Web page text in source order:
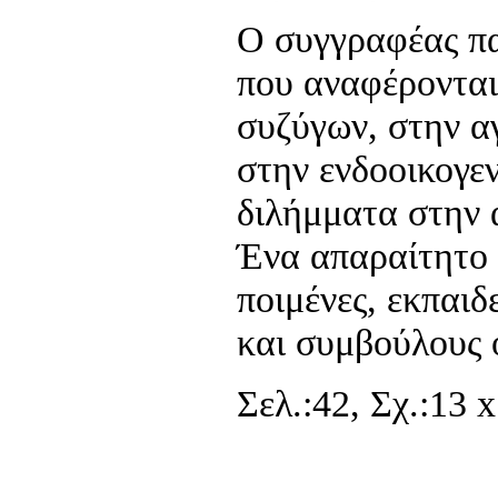
Ο συγγραφέας
που
συζύγων, στην
στην
διλήμματα
Ένα απαραίτητο
ποιμένες,
και συμβούλους
Σελ.:42, Σχ.:13